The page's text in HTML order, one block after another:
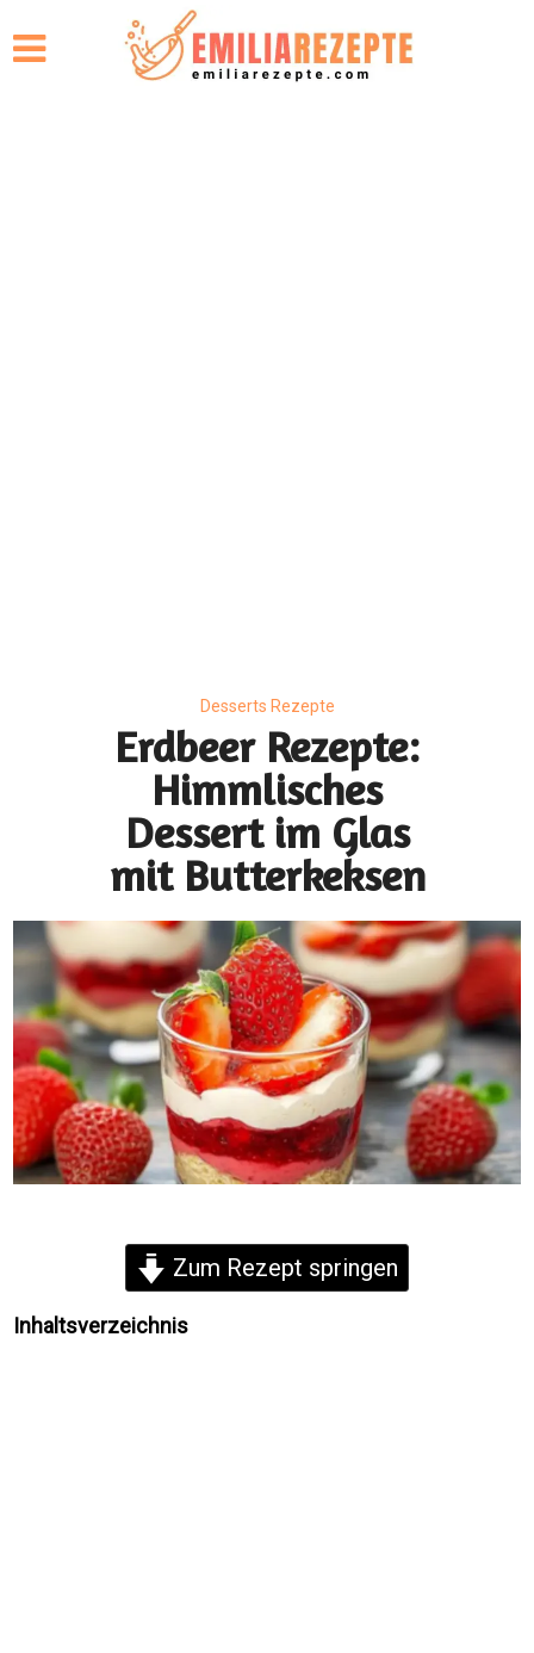
Desserts Rezepte
Erdbeer Rezepte:
Himmlisches
Dessert im Glas
mit Butterkeksen
Zum Rezept springen
Inhaltsverzeichnis